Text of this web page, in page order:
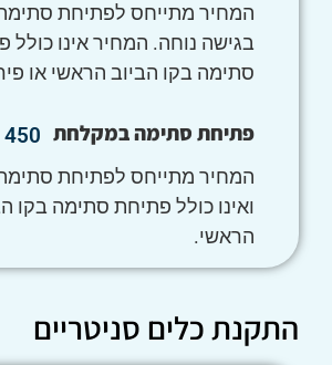
המחיר מתייחס לפתיחת
בגישה נוחה. המחיר אינו כולל
סתימה בקו הביוב הראשי או
פתיחת סתימה במקלחת 450 ₪ - 350 ₪
המחיר מתייחס לפתיחת
ואינו כולל פתיחת סתימה בקו
הראשי.
התקנת כלים סניטריים